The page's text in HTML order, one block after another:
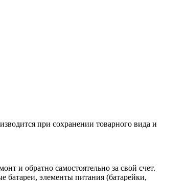
при сохранении товарного вида и
и обратно самостоятельно за свой счет.
батареи, элементы питания (батарейки,